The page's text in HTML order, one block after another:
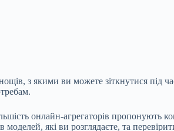
з якими ви можете зіткнутися під
онлайн-агрегаторів пропонують
моделей, які ви розглядаєте, та